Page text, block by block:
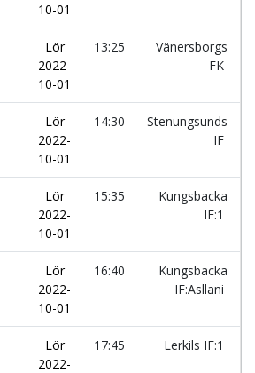
10-01
Lör
2022-
10-01
13:25
Vänersborgs
FK
Lör
2022-
10-01
14:30
Stenungsunds
IF
Lör
2022-
10-01
15:35
Kungsbacka
IF:1
Lör
2022-
10-01
16:40
Kungsbacka
IF:Asllani
Lör
2022-
17:45 Lerkils IF:1